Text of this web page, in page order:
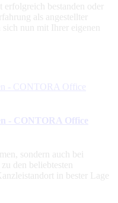
bestanden oder
als angestellter
nun mit Ihrer eigenen
- CONTORA Office
sondern auch bei
den beliebtesten
in bester Lage